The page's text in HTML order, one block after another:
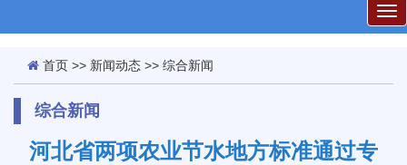
展
开
首页 >> 新闻动态 >> 综合新闻
综合新闻
河北省两项农业节水地方标准通过专